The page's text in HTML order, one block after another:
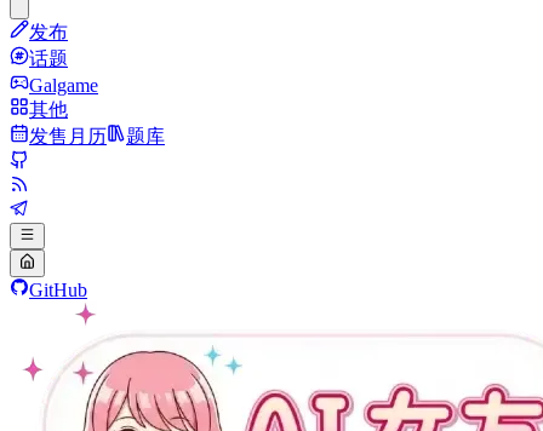
发布
话题
Galgame
其他
发售月历
题库
GitHub